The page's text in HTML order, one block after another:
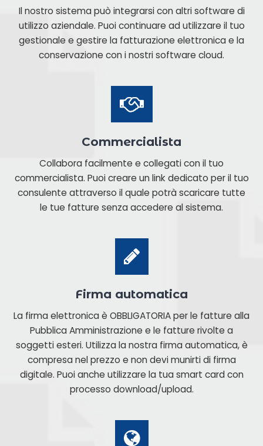
Il nostro sistema può integrarsi con altri software di
utilizzo aziendale. Puoi continuare ad utilizzare il tuo
gestionale e gestire la fatturazione elettronica e la
conservazione con i nostri software cloud.
Commercialista
Collabora facilmente e collegati con il tuo
commercialista. Puoi creare un link dedicato per il tuo
consulente attraverso il quale potrà scaricare tutte
le tue fatture senza accedere al sistema.
Firma automatica
La firma elettronica è OBBLIGATORIA per le fatture alla
Pubblica Amministrazione e le fatture rivolte a
soggetti esteri. Utilizza la nostra firma automatica, è
compresa nel prezzo e non devi munirti di firma
digitale. Puoi anche utilizzare la tua smart card con
processo download/upload.